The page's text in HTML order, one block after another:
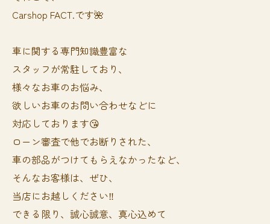
Carshop FACT.です🌺
車に関する専門知識豊富な
スタッフが常駐しており、
様々なお車のお悩み、
欲しいお車のお問い合わせなどに
対応しております😘
ローン審査で他でお断りされた、
車の部品がつけてもらえなかったなど、
そんなお客様は、ぜひ、
当店にお越しください‼️
できる限り、誠心誠意、真心込めて